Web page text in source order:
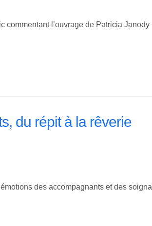
l’ouvrage de Patricia
du répit à la rêverie
des accompagnants et des